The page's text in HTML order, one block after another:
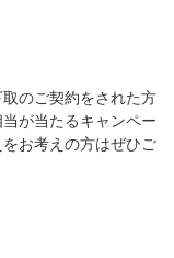
のご契約をされた方
が当たるキャンペー
お考えの方はぜひご